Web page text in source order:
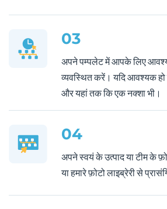
03
अपने पम्पलेट में आपके लिए
व्यवस्थित करें। यदि आवश्यक हो
और यहां तक ​​कि एक नक्शा भी।
04
अपने स्वयं के उत्पाद या टीम के
या हमारे फ़ोटो लाइब्रेरी से